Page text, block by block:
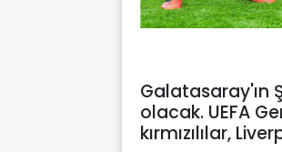
Galatasaray'ın
olacak. UEFA
kırmızılılar,